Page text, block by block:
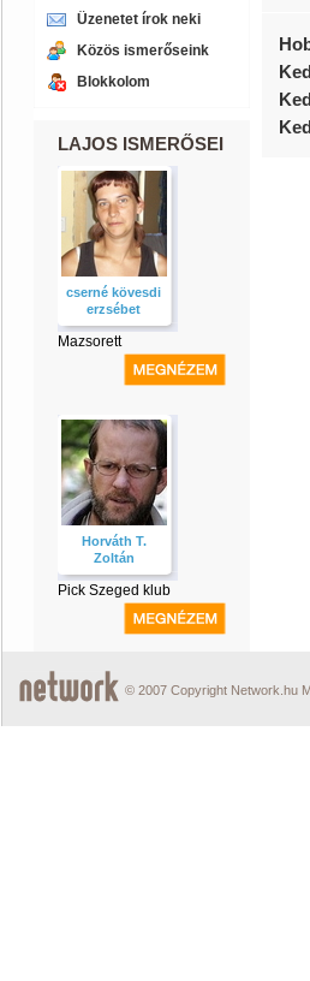
Üzenetet írok neki
Közös ismerőseink
Blokkolom
LAJOS ISMERŐSEI
cserné kövesdi
erzsébet
Mazsorett
Horváth T.
Zoltán
Pick Szeged klub
© 2007 Copyright Network.hu